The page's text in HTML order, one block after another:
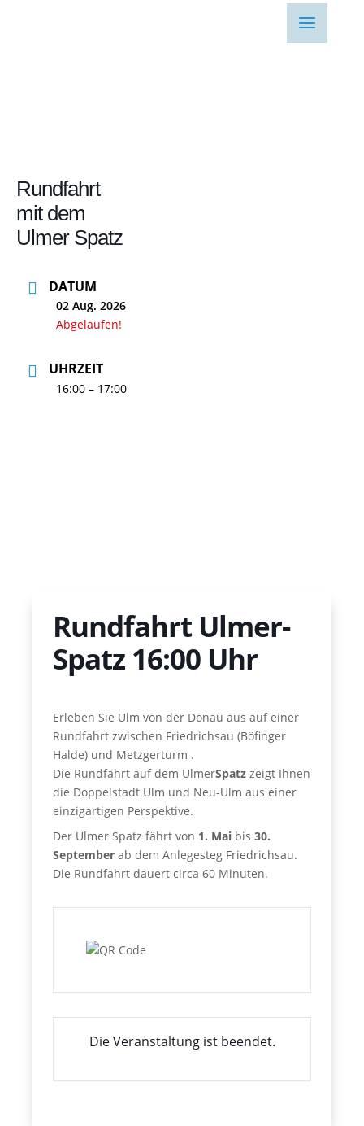
Rundfahrt
mit dem
Ulmer Spatz
DATUM
02 Aug. 2026
Abgelaufen!
UHRZEIT
16:00 – 17:00
Rundfahrt Ulmer-
Spatz 16:00 Uhr
Erleben Sie Ulm von der Donau aus auf einer
Rundfahrt zwischen Friedrichsau (Böfinger
Halde) und Metzgerturm .
Die Rundfahrt auf dem UlmerSpatz zeigt Ihnen
die Doppelstadt Ulm und Neu-Ulm aus einer
einzigartigen Perspektive.
Der Ulmer Spatz fährt von 1. Mai bis30.
Septemberab dem Anlegesteg Friedrichsau.
Die Rundfahrt dauert circa 60 Minuten.
Die Veranstaltung ist beendet.